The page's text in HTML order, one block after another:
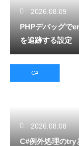
2026.08.09
PHPデバッグで
を追跡する設定
C#
2026.08.08
C#例外処理のtry